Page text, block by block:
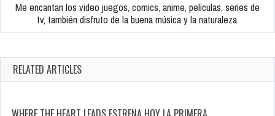
Me encantan los video juegos, comics, anime, peliculas, series de
tv, también disfruto de la buena música y la naturaleza.
RELATED ARTICLES